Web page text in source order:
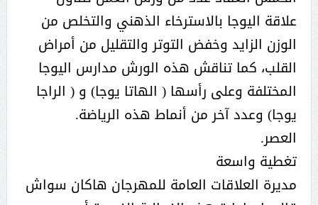
علاقة اليوجا بالاسترخاء الذهني والتخلص من
الوزن الزايد وخفض التوتر والتقليل من أمراض
القلب، كما تناقش هذه الورش مدارس اليوجا
المختلفة وعلى رأسها ( الهاتا يوجا) و ( الراجا
يوجا) وعدد آخر من أنماط هذه الرياضة.
العصر.
تغطية واسعة
مديرة العلاقات العامة للمهرجان هاكان سواش